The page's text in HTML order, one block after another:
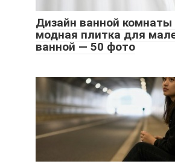
Дизайн ванной комнаты
модная плитка для
ванной — 50 фото